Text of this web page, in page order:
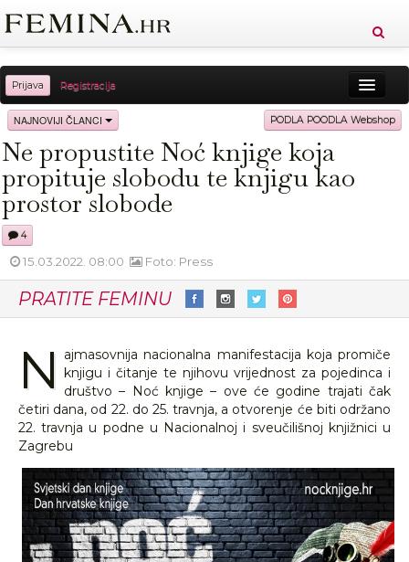
Prijava Registracija
Sreća Zdravlje Vitkost
Moda Ljubav Relax Putovanja Recepti
Proizvodi Cool
NAJNOVIJI ČLANCI PODLA POODLA Webshop
Ne propustite Noć knjige koja
propituje slobodu te knjigu kao
prostor slobode
4
15.03.2022. 08:00 Foto: Press
PRATITE FEMINU
N ajmasovnija nacionalna manifestacija koja promiče
knjigu i čitanje te njihovu vrijednost za pojedinca i
društvo – Noć knjige – ove će godine trajati čak
četiri dana, od 22. do 25. travnja, a otvorenje će biti održano
22. travnja u podne u Nacionalnoj i sveučilišnoj knjižnici u
Zagrebu